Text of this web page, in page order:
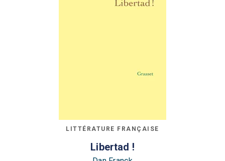
LITTÉRATURE FRANÇAISE
Libertad !